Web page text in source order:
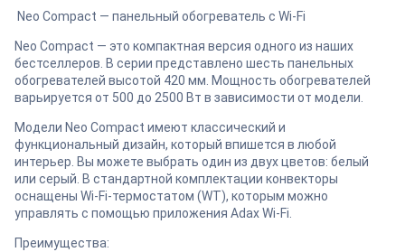
Neo Compact — панельный обогреватель с Wi-Fi
Neo Compact — это компактная версия одного из наших
бестселлеров. В серии представлено шесть панельных
обогревателей высотой 420 мм. Мощность обогревателей
варьируется от 500 до 2500 Вт в зависимости от модели.
Модели Neo Compact имеют классический и
функциональный дизайн, который впишется в любой
интерьер. Вы можете выбрать один из двух цветов: белый
или серый. В стандартной комплектации конвекторы
оснащены Wi-Fi-термостатом (WT), которым можно
управлять с помощью приложения Adax Wi-Fi.
Преимущества: